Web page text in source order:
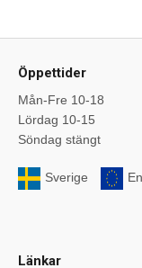
Öppettider
Mån-Fre 10-18
Lördag 10-15
Söndag stängt
Sverige
Länkar